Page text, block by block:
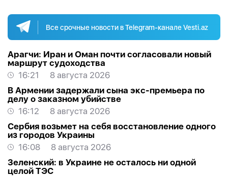
Все срочные новости в Telegram-канале Vesti.az
Арагчи: Иран и Оман почти согласовали новый
маршрут судоходства
16:21
8 августа 2026
В Армении задержали сына экс-премьера по
делу о заказном убийстве
16:12
8 августа 2026
Сербия возьмет на себя восстановление одного
из городов Украины
16:08
8 августа 2026
Зеленский: в Украине не осталось ни одной
целой ТЭС